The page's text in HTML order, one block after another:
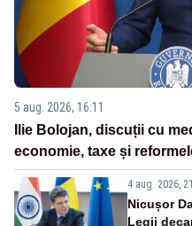
5 aug. 2026, 16:11
Ilie Bolojan, discuții cu
economie, taxe și
4 aug. 2026,
Nicușor
Legii